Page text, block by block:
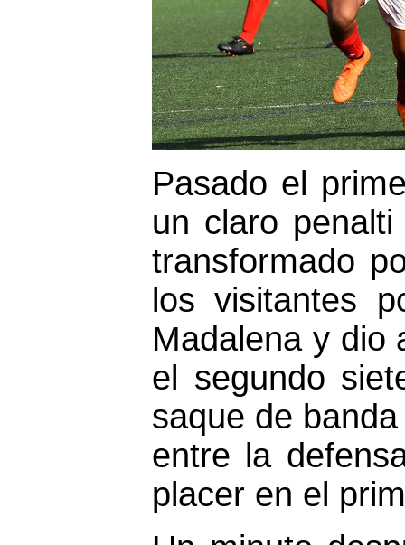
Pasado el
un claro
transformado
los visitantes
Madalena y dio
el segundo
saque de
entre la
placer en el